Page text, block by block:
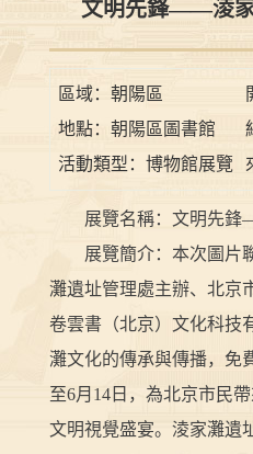
文明先鋒——淩
區域： 朝陽區
地點： 朝陽區圖書館
活動類型： 博物館展覽
展覽名稱：文明先鋒
展覽簡介：本次圖片
灘遺址管理處主辦、北京
卷雲書（北京）文化科技
灘文化的傳承與傳播，免
至6月14日，為北京市民
文明視覺盛宴。淩家灘遺